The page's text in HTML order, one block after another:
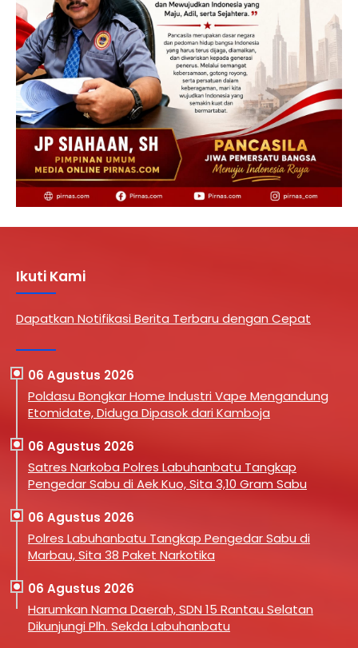
Ikuti Kami
Dapatkan Notifikasi Berita Terbaru dengan Cepat
06 Agustus 2026
Poldasu Bongkar Home Industri Vape Mengandung
Etomidate, Diduga Dipasok dari Kamboja
06 Agustus 2026
Satres Narkoba Polres Labuhanbatu Tangkap
Pengedar Sabu di Aek Kuo, Sita 3,10 Gram Sabu
06 Agustus 2026
Polres Labuhanbatu Tangkap Pengedar Sabu di
Marbau, Sita 38 Paket Narkotika
06 Agustus 2026
Harumkan Nama Daerah, SDN 15 Rantau Selatan
Dikunjungi Plh. Sekda Labuhanbatu